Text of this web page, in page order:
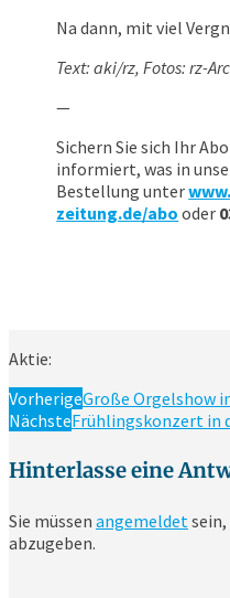
Na dann, mit viel
Text: aki/rz, Fotos: rz-
—
Sichern Sie sich Ihr
informiert, was in
Bestellung unter
zeitung.de/abo oder
Aktie:
VorherigeGroße Orgelshow
NächsteFrühlingskonzert in
Hinterlasse eine
Sie müssen angemeldet
abzugeben.